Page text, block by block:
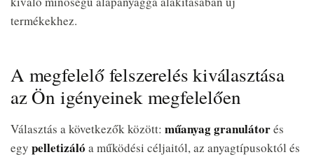
termékekhez.
A megfelelő felszerelés kiválasztása
az Ön igényeinek megfelelően
Választás a következők között: műanyag granulátorés
egy pelletizáló a működési céljaitól, az anyagtípusoktól és